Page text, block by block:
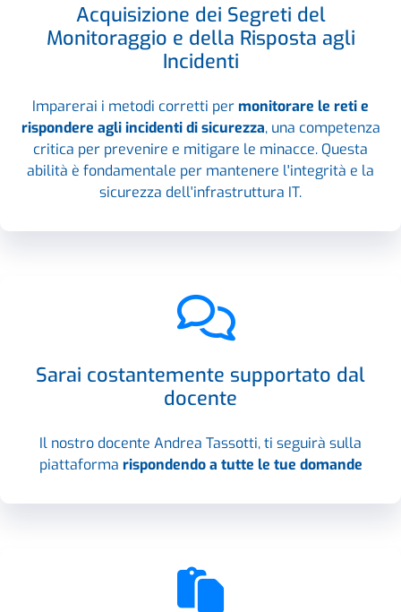
Acquisizione dei Segreti del
Monitoraggio e della Risposta agli
Incidenti
Imparerai i metodi corretti permonitorare le reti e
rispondere agli incidenti di sicurezza, una competenza
critica per prevenire e mitigare le minacce. Questa
abilità è fondamentale per mantenere l'integrità e la
sicurezza dell'infrastruttura IT.
Sarai costantemente supportato dal
docente
Il nostro docente Andrea Tassotti, ti seguirà sulla
piattaforma rispondendo a tutte le tue domande